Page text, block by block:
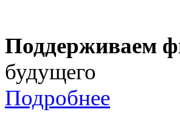
Поддерживаем
будущего
Подробнее